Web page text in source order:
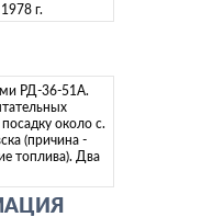
г.
РД-36-51А.
около с.
(причина -
топлива). Два